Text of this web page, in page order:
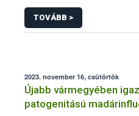
TOVÁBB >
2023. november 16, csütörtök
Újabb vármegyében
patogenitású